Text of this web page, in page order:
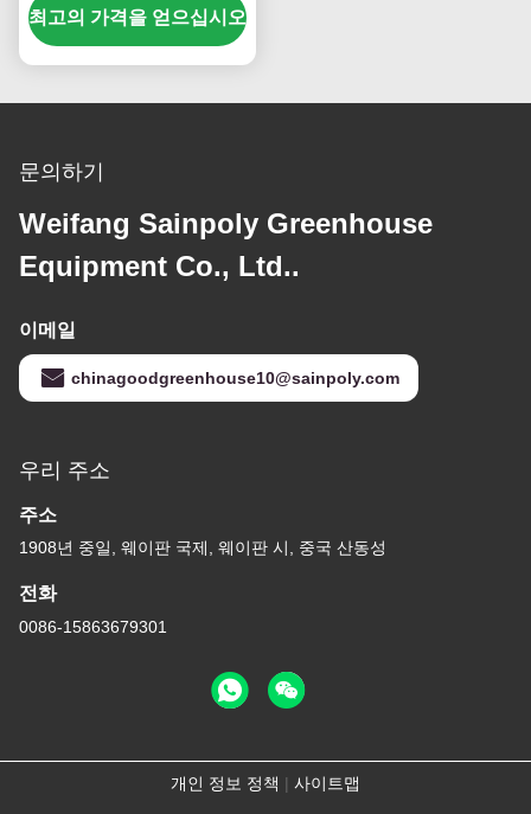
최고의 가격을 얻으십시오
문의하기
Weifang Sainpoly Greenhouse
Equipment Co., Ltd..
이메일
chinagoodgreenhouse10@sainpoly.com
우리 주소
주소
1908년 중일, 웨이판 국제, 웨이판 시, 중국 산동성
전화
0086-15863679301
개인 정보 정책 | 사이트맵